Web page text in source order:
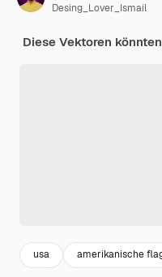
Desing_Lover_Ismail
Diese Vektoren
usa amerikanische